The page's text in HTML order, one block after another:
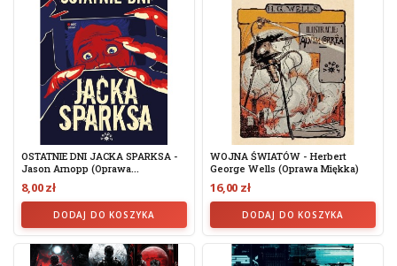
OSTATNIE DNI JACKA SPARKSA -
Jason Arnopp (oprawa...
8,00 zł
DODAJ DO KOSZYKA
WOJNA ŚWIATÓW - Herbert
George Wells (oprawa Miękka)
16,00 zł
DODAJ DO KOSZYKA